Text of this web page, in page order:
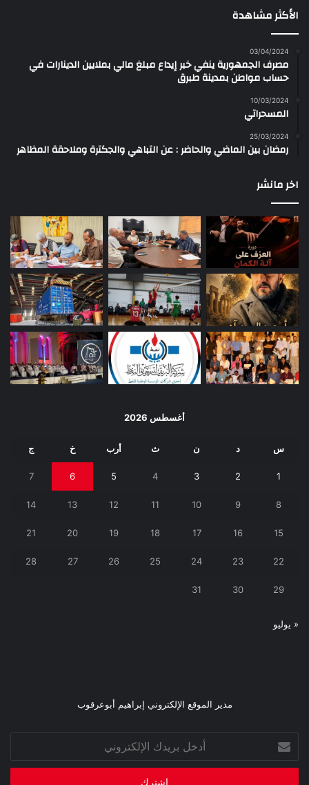
الأكثر مشاهدة
03/04/2024
مصرف الجمهورية ينفي خبر إيداع مبلغ مالي بملايين الدينارات في
حساب مواطن بمدينة طبرق
10/03/2024
المسحراتي
25/03/2024
رمضان بين الماضي والحاضر : عن التباهي والجكترة وملاحقة المظاهر
اخر مانشر
أغسطس 2026
س د ن ث أرب خ ج
1
2
3
4
5
6
7
8
9
10
11
12
13
14
15
16
17
18
19
20
21
22
23
24
25
26
27
28
29
30
31
« يوليو
مدير الموقع الإلكتروني إبراهيم أبوعرقوب
بريدك
الإلكتروني